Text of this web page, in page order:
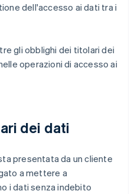
dell'accesso ai dati tra i
gli obblighi dei titolari dei
operazioni di accesso ai
dei dati
presentata da un cliente
a mettere a
i dati senza indebito